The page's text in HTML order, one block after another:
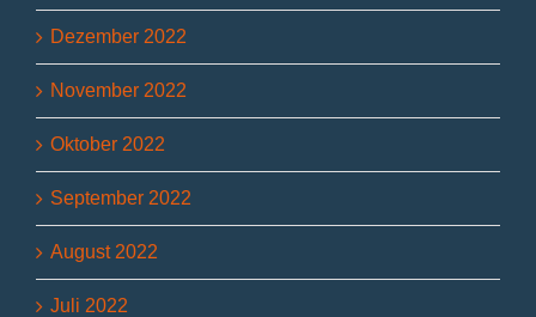
Dezember 2022
November 2022
Oktober 2022
September 2022
August 2022
Juli 2022